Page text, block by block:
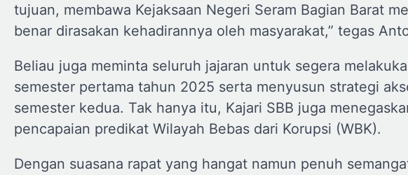
tujuan, membawa Kejaksaan Negeri Seram Bagian Barat
benar dirasakan kehadirannya oleh masyarakat,” tegas
Beliau juga meminta seluruh jajaran untuk segera
semester pertama tahun 2025 serta menyusun strategi
semester kedua. Tak hanya itu, Kajari SBB juga
pencapaian predikat Wilayah Bebas dari Korupsi (WBK).
Dengan suasana rapat yang hangat namun penuh